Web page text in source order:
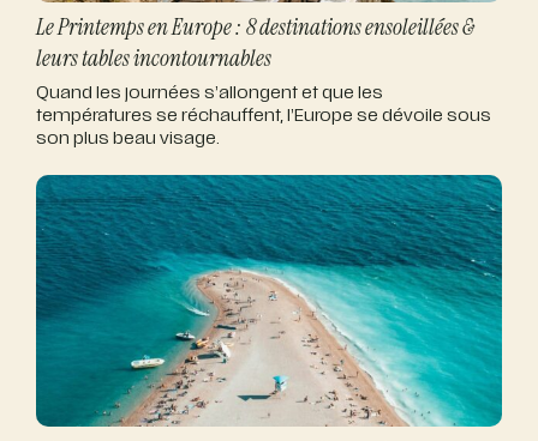
Le Printemps en Europe : 8 destinations ensoleillées &
leurs tables incontournables
Quand les journées s’allongent et que les
températures se réchauffent, l’Europe se dévoile sous
son plus beau visage.